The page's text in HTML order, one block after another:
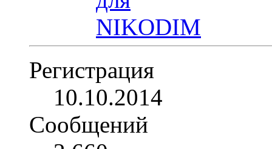
Регистрация
10.10.2014
Сообщений